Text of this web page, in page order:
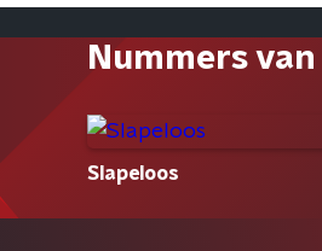
Nummers
Slapeloos